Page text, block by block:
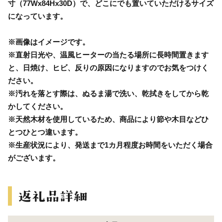
寸（77Wx84Hx30D）で、どこにでも置いていただけるサイズ
になっています。
※画像はイメージです。
※直射日光や、温風ヒーターの当たる場所に長時間置きます
と、日焼け、ヒビ、反りの原因になりますのでお気をつけく
ださい。
※汚れを落とす際は、ぬるま湯で洗い、乾拭きをしてから乾
かしてください。
※天然木材を使用しているため、商品により節や木目などひ
とつひとつ違います。
※生産状況により、発送まで1カ月程度お時間をいただく場合
がございます。